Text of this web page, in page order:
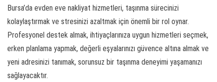
Bursa’da evden eve nakliyat hizmetleri, taşınma sürecinizi
kolaylaştırmak ve stresinizi azaltmak için önemli bir rol oynar.
Profesyonel destek almak, ihtiyaçlarınıza uygun hizmetleri seçmek,
erken planlama yapmak, değerli eşyalarınızı güvence altına almak ve
yeni adresinizi tanımak, sorunsuz bir taşınma deneyimi yaşamanızı
sağlayacaktır.